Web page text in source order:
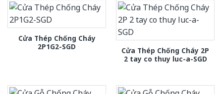
Cửa Thép Chống Cháy
2P1G2-SGD
Cửa Thép Chống Cháy 2P
2 tay co thuy luc-a-SGD